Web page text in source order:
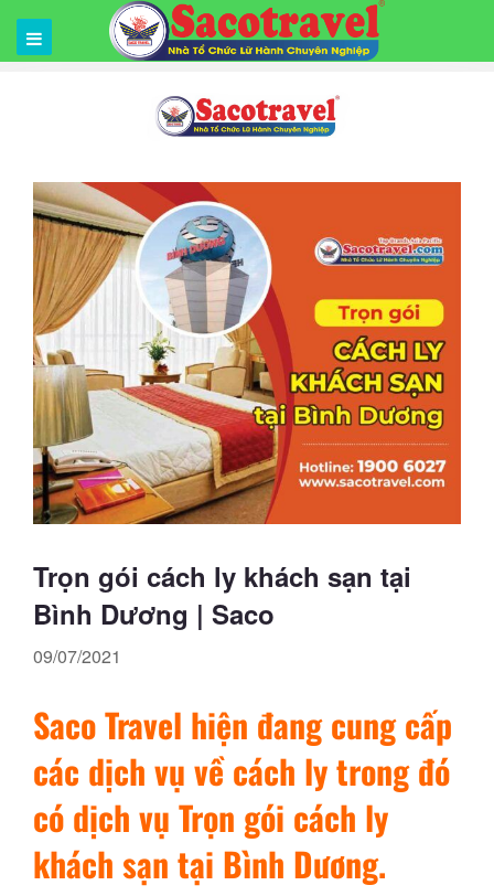
Trọn gói cách ly khách sạn tại
Bình Dương | Saco
09/07/2021
Saco Travel hiện đang cung cấp
các dịch vụ về cách ly trong đó
có dịch vụ Trọn gói cách ly
khách sạn tại Bình Dương.